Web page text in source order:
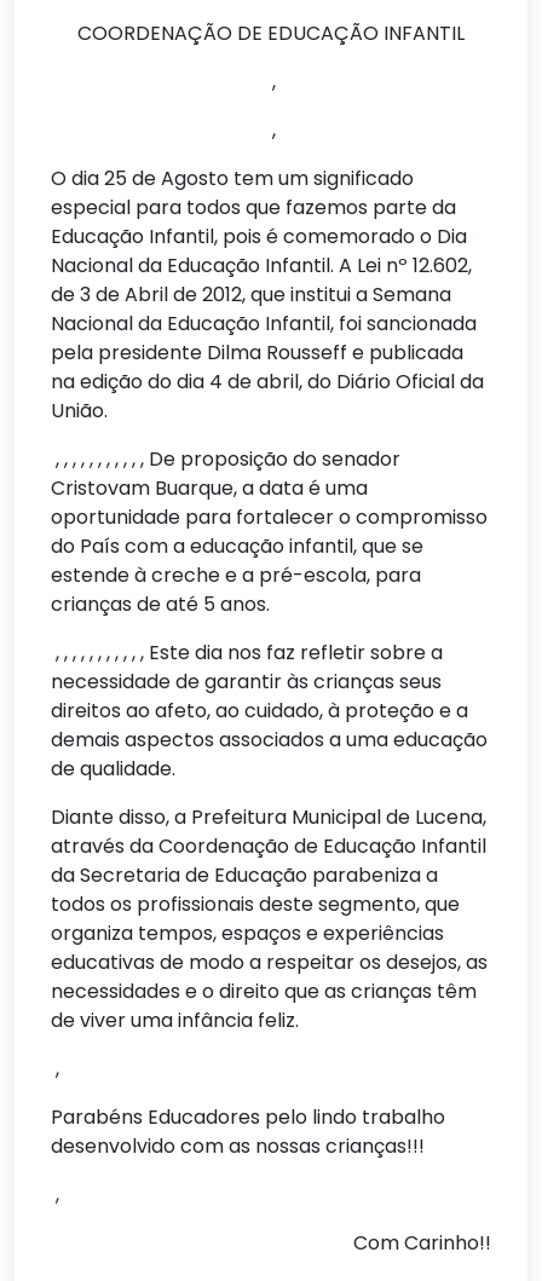
COORDENAÇÃO DE EDUCAÇÃO INFANTIL
,
,
O dia 25 de Agosto tem um significado
especial para todos que fazemos parte da
Educação Infantil, pois é comemorado o Dia
Nacional da Educação Infantil. A Lei nº 12.602,
de 3 de Abril de 2012, que institui a Semana
Nacional da Educação Infantil, foi sancionada
pela presidente Dilma Rousseff e publicada
na edição do dia 4 de abril, do Diário Oficial da
União.
, , , , , , , , , , , De proposição do senador
Cristovam Buarque, a data é uma
oportunidade para fortalecer o compromisso
do País com a educação infantil, que se
estende à creche e a pré-escola, para
crianças de até 5 anos.
, , , , , , , , , , , Este dia nos faz refletir sobre a
necessidade de garantir às crianças seus
direitos ao afeto, ao cuidado, à proteção e a
demais aspectos associados a uma educação
de qualidade.
Diante disso, a Prefeitura Municipal de Lucena,
através da Coordenação de Educação Infantil
da Secretaria de Educação parabeniza a
todos os profissionais deste segmento, que
organiza tempos, espaços e experiências
educativas de modo a respeitar os desejos, as
necessidades e o direito que as crianças têm
de viver uma infância feliz.
,
Parabéns Educadores pelo lindo trabalho
desenvolvido com as nossas crianças!!!
,
Com Carinho!!